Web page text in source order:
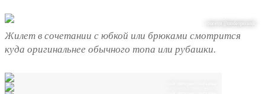
соцсети @modaoperandi
Жилет в сочетании с юбкой или брюками смотрится
куда оригинальнее обычного топа или рубашки.